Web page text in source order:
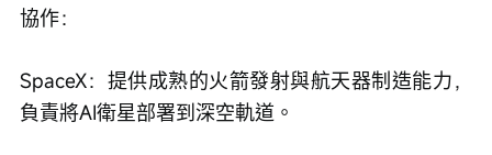
協作：
SpaceX：提供成熟的火箭發射與航天器制造能力，
負責將AI衛星部署到深空軌道。